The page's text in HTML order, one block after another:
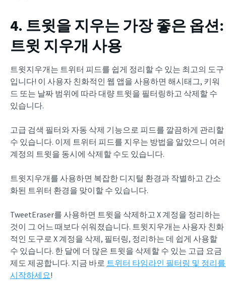
4. 트윗을 지우는 가장 좋은 옵션:
트윗 지우개 사용
트윗지우개는 트위터 피드를 쉽게 정리할 수 있는 최고의 도구
입니다! 이 사용자 친화적인 웹 앱을 사용하면 해시태그, 키워
드 또는 날짜 범위에 따라 대량 트윗을 필터링하고 삭제할 수
있습니다.
고급 검색 필터와 자동 삭제 기능으로 피드를 깔끔하게 관리할
수 있습니다. 이제 트위터 피드를 지우는 방법을 알았으니 여러
계정의 트윗을 동시에 삭제할 수도 있습니다.
트윗지우개를 사용하면 복잡한 디지털 환경과 작별하고 간소
화된 트위터 환경을 맞이할 수 있습니다.
TweetEraser를 사용하면 트윗을 삭제하고 X 계정을 정리하는
것이 그 어느 때보다 쉬워졌습니다. 트윗지우개는 사용자 친화
적인 도구로 X 계정을 삭제, 필터링, 정리하는 데 쉽게 사용할
수 있습니다. 한 달에 더 많은 트윗을 삭제할 수 있는 고급 요금
제도 제공합니다. 지금 바로 트위터 타임라인 필터링 및 정리를
시작하세요!